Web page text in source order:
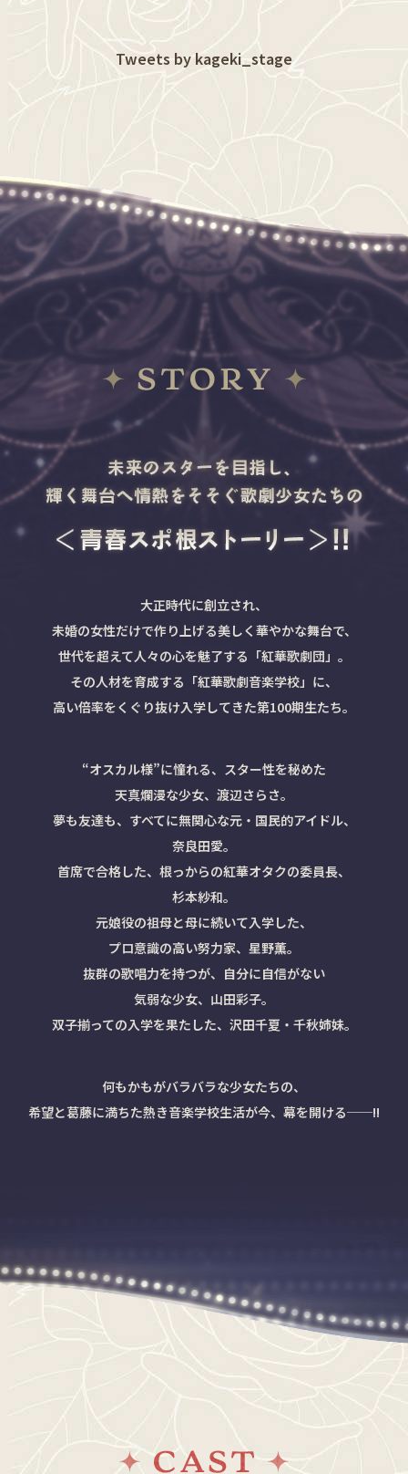
Tweets by kageki_stage
大正時代に創立され、
未婚の女性だけで作り上げる美しく華やかな舞台で、
世代を超えて人々の心を魅了する「紅華歌劇団」。
その人材を育成する「紅華歌劇音楽学校」に、
高い倍率をくぐり抜け入学してきた第100期生たち。
“オスカル様”に憧れる、スター性を秘めた
天真爛漫な少女、渡辺さらさ。
夢も友達も、すべてに無関心な元・国民的アイドル、
奈良田愛。
首席で合格した、根っからの紅華オタクの委員長、
杉本紗和。
元娘役の祖母と母に続いて入学した、
プロ意識の高い努力家、星野薫。
抜群の歌唱力を持つが、自分に自信がない
気弱な少女、山田彩子。
双子揃っての入学を果たした、沢田千夏・千秋姉妹。
何もかもがバラバラな少女たちの、
希望と葛藤に満ちた熱き音楽学校生活が今、幕を開ける──!!